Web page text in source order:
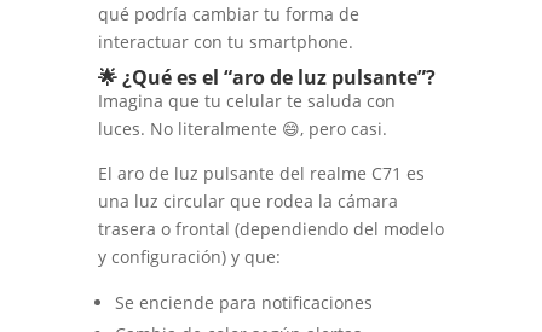
qué podría cambiar tu forma de
interactuar con tu smartphone.
🌟 ¿Qué es el “aro de luz pulsante”?
Imagina que tu celular te saluda con
luces. No literalmente 😄, pero casi.
El aro de luz pulsante del realme C71 es
una luz circular que rodea la cámara
trasera o frontal (dependiendo del modelo
y configuración) y que:
Se enciende para notificaciones